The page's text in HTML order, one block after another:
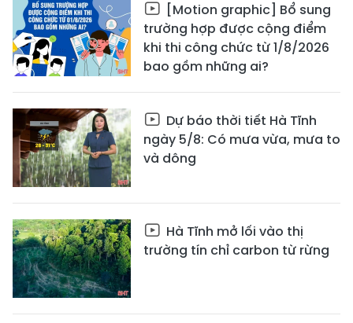
[Motion graphic] Bổ sung
trường hợp được cộng điểm
khi thi công chức từ 1/8/2026
bao gồm những ai?
Dự báo thời tiết Hà Tĩnh
ngày 5/8: Có mưa vừa, mưa to
và dông
Hà Tĩnh mở lối vào thị
trường tín chỉ carbon từ rừng